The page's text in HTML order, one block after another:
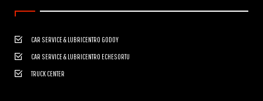
CAR SERVICE & LUBRICENTRO GODOY
CAR SERVICE & LUBRICENTRO ECHESORTU
TRUCK CENTER